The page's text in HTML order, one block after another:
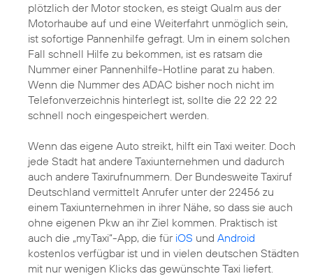
plötzlich der Motor stocken, es steigt Qualm aus der
Motorhaube auf und eine Weiterfahrt unmöglich sein,
ist sofortige Pannenhilfe gefragt. Um in einem solchen
Fall schnell Hilfe zu bekommen, ist es ratsam die
Nummer einer Pannenhilfe-Hotline parat zu haben.
Wenn die Nummer des ADAC bisher noch nicht im
Telefonverzeichnis hinterlegt ist, sollte die 22 22 22
schnell noch eingespeichert werden.
Wenn das eigene Auto streikt, hilft ein Taxi weiter. Doch
jede Stadt hat andere Taxiunternehmen und dadurch
auch andere Taxirufnummern. Der Bundesweite Taxiruf
Deutschland vermittelt Anrufer unter der 22456 zu
einem Taxiunternehmen in ihrer Nähe, so dass sie auch
ohne eigenen Pkw an ihr Ziel kommen. Praktisch ist
auch die „myTaxi“-App, die für iOS und Android
kostenlos verfügbar ist und in vielen deutschen Städten
mit nur wenigen Klicks das gewünschte Taxi liefert.